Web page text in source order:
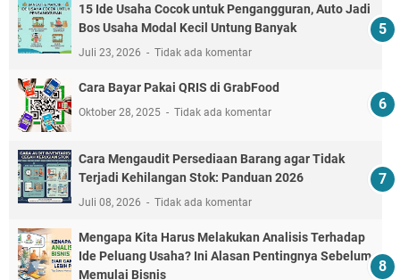
15 Ide Usaha Cocok untuk Pengangguran, Auto Jadi
Bos Usaha Modal Kecil Untung Banyak
Juli 23, 2026 Tidak ada komentar
Cara Bayar Pakai QRIS di GrabFood
Oktober 28, 2025 Tidak ada komentar
Cara Mengaudit Persediaan Barang agar Tidak
Terjadi Kehilangan Stok: Panduan 2026
Juli 08, 2026 Tidak ada komentar
Mengapa Kita Harus Melakukan Analisis Terhadap
Ide Peluang Usaha? Ini Alasan Pentingnya Sebelum
Memulai Bisnis